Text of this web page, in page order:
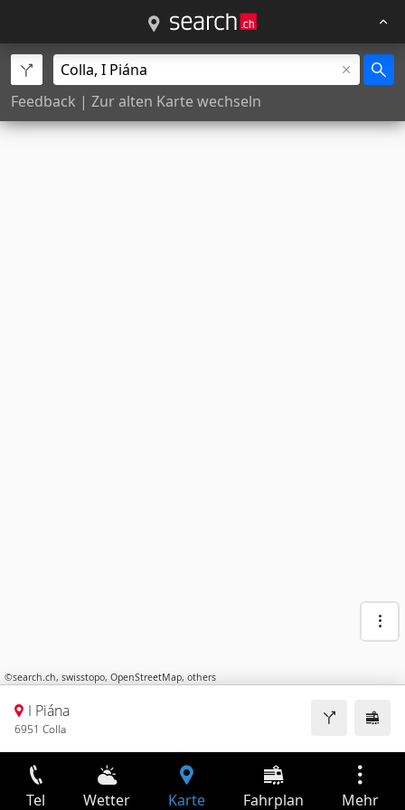
Feedback | Zur alten Karte wechseln
©search.ch, swisstopo, OpenStreetMap, others
I Piána
6951 Colla
Tel Wetter Karte Fahrplan Mehr